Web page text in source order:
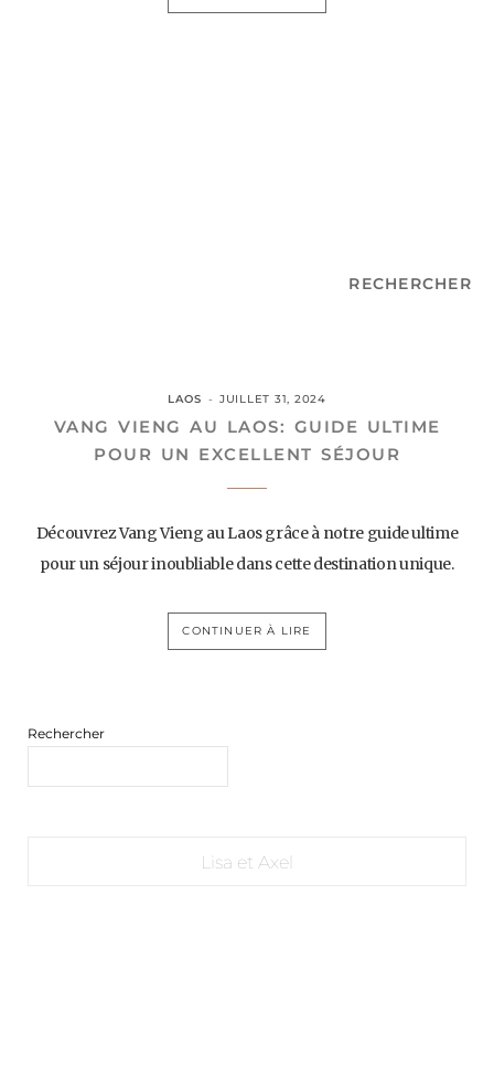
LAOS JUILLET 31, 2024
VANG VIENG AU LAOS: GUIDE ULTIME
POUR UN EXCELLENT SÉJOUR
Découvrez Vang Vieng au Laos grâce à notre guide ultime
pour un séjour inoubliable dans cette destination unique.
CONTINUER À LIRE
Rechercher
RECHERCHER
Lisa et Axel